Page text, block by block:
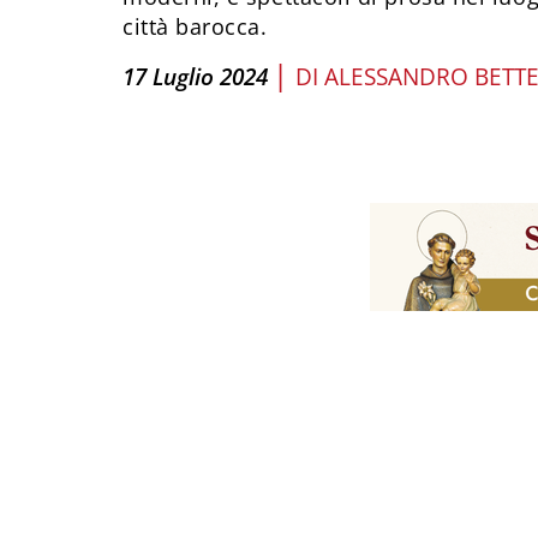
città barocca.
17 Luglio 2024 | DI ALESSANDRO